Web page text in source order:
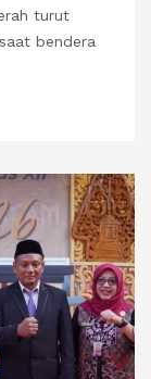
turut
bendera